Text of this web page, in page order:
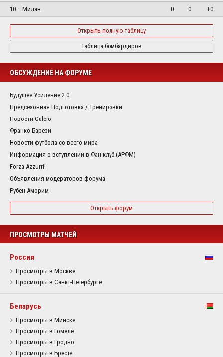
10.
Милан 0 0 +0
Открыть полную таблицу
Таблица бомбардиров
ОБСУЖДЕНИЕ НА ФОРУМЕ
Будущее Усиление 2.0
Предсезонная Подготовка / Тренировки
Новости Calcio
Франко Барези
Новости футбола со всего мира
Информация о вступлении в Фан-клуб (АРФМ)
Forza Azzurri!
Объявления модераторов форума
Рубен Аморим
Открыть форум
ПРОСМОТРЫ МАТЧЕЙ
Россия
Просмотры в Москве
Просмотры в Санкт-Петербурге
Беларусь
Просмотры в Минске
Просмотры в Гомеле
Просмотры в Гродно
Просмотры в Бресте